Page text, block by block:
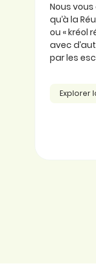
Nous
qu’à la
ou « kréol
avec
par les
Explorer